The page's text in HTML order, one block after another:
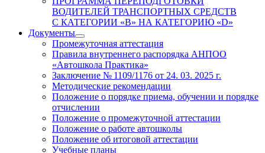
ВОДИТЕЛЕЙ ТРАНСПОРТНЫХ СРЕДСТВ
С КАТЕГОРИИ «B» НА КАТЕГОРИЮ «D»
Документы
Промежуточная аттестация
Правила внутреннего распорядка АНПОО
«Автошкола Практика»
Заключение № 1109/1176 от 24. 03. 2025 г.
Методические рекомендации
Положение о порядке приема, обучении и порядке
отчислении
Положение о промежуточной аттестации
Положение о работе автошколы
Положение об итоговой аттестации
Учебные планы